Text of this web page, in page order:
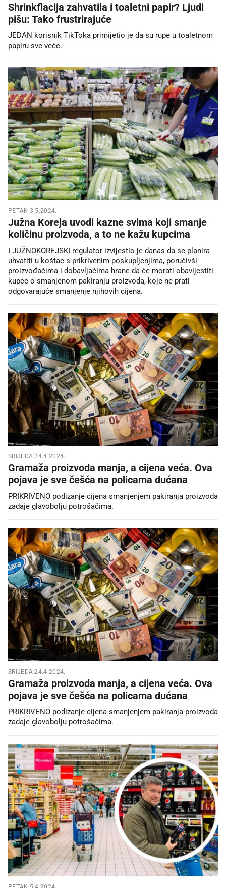
Shrinkflacija zahvatila i toaletni papir? Ljudi
pišu: Tako frustrirajuće
JEDAN korisnik TikToka primijetio je da su rupe u toaletnom
papiru sve veće.
PETAK 3.5.2024.
Južna Koreja uvodi kazne svima koji smanje
količinu proizvoda, a to ne kažu kupcima
I JUŽNOKOREJSKI regulator izvijestio je danas da se planira
uhvatiti u koštac s prikrivenim poskupljenjima, poručivši
proizvođačima i dobavljačima hrane da će morati obavijestiti
kupce o smanjenom pakiranju proizvoda, koje ne prati
odgovarajuće smanjenje njihovih cijena.
SRIJEDA 24.4.2024.
Gramaža proizvoda manja, a cijena veća. Ova
pojava je sve češća na policama dućana
PRIKRIVENO podizanje cijena smanjenjem pakiranja proizvoda
zadaje glavobolju potrošačima.
SRIJEDA 24.4.2024.
Gramaža proizvoda manja, a cijena veća. Ova
pojava je sve češća na policama dućana
PRIKRIVENO podizanje cijena smanjenjem pakiranja proizvoda
zadaje glavobolju potrošačima.